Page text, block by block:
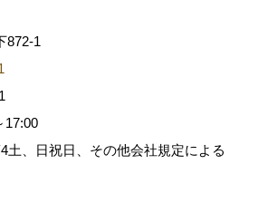
872‐1
17:00
土、日祝日、その他会社規定による